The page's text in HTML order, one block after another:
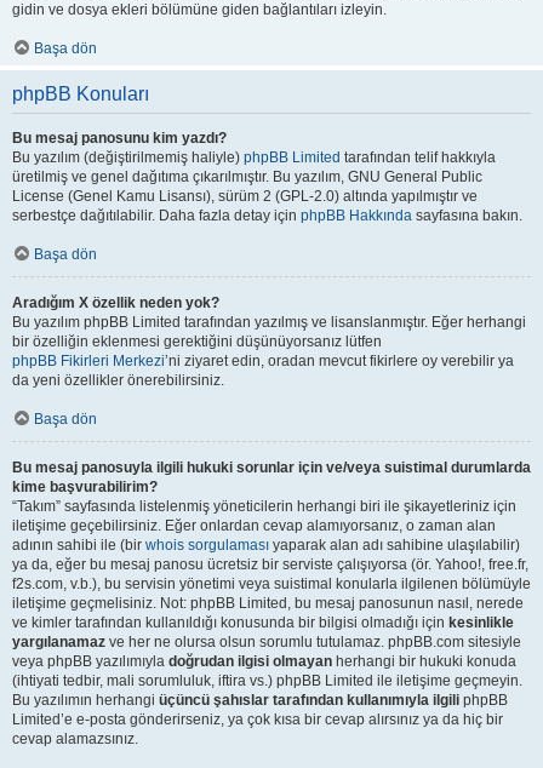
gidin ve dosya ekleri bölümüne giden bağlantıları izleyin.
Başa dön
phpBB Konuları
Bu mesaj panosunu kim yazdı?
Bu yazılım (değiştirilmemiş haliyle) phpBB Limited tarafından telif hakkıyla
üretilmiş ve genel dağıtıma çıkarılmıştır. Bu yazılım, GNU General Public
License (Genel Kamu Lisansı), sürüm 2 (GPL-2.0) altında yapılmıştır ve
serbestçe dağıtılabilir. Daha fazla detay için phpBB Hakkında sayfasına bakın.
Başa dön
Aradığım X özellik neden yok?
Bu yazılım phpBB Limited tarafından yazılmış ve lisanslanmıştır. Eğer herhangi
bir özelliğin eklenmesi gerektiğini düşünüyorsanız lütfen
phpBB Fikirleri Merkezi’ni ziyaret edin, oradan mevcut fikirlere oy verebilir ya
da yeni özellikler önerebilirsiniz.
Başa dön
Bu mesaj panosuyla ilgili hukuki sorunlar için ve/veya suistimal durumlarda
kime başvurabilirim?
“Takım” sayfasında listelenmiş yöneticilerin herhangi biri ile şikayetleriniz için
iletişime geçebilirsiniz. Eğer onlardan cevap alamıyorsanız, o zaman alan
adının sahibi ile (bir whois sorgulaması yaparak alan adı sahibine ulaşılabilir)
ya da, eğer bu mesaj panosu ücretsiz bir serviste çalışıyorsa (ör. Yahoo!, free.fr,
f2s.com, v.b.), bu servisin yönetimi veya suistimal konularla ilgilenen bölümüyle
iletişime geçmelisiniz. Not: phpBB Limited, bu mesaj panosunun nasıl, nerede
ve kimler tarafından kullanıldığı konusunda bir bilgisi olmadığı için kesinlikle
yargılanamaz ve her ne olursa olsun sorumlu tutulamaz. phpBB.com sitesiyle
veya phpBB yazılımıyla doğrudan ilgisi olmayan herhangi bir hukuki konuda
(ihtiyati tedbir, mali sorumluluk, iftira vs.) phpBB Limited ile iletişime geçmeyin.
Bu yazılımın herhangi üçüncü şahıslar tarafından kullanımıyla ilgili phpBB
Limited’e e-posta gönderirseniz, ya çok kısa bir cevap alırsınız ya da hiç bir
cevap alamazsınız.